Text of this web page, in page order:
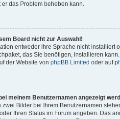
das Problem beheben kann.
Board nicht zur Auswahl!
entweder Ihre Sprache nicht
das Sie benötigen, installieren
der Website von phpBB Limited oder auf
meinem Benutzernamen angezeigt
zwei Bilder bei Ihrem Benutzernamen
Ihren Status im Forum angeben. Das